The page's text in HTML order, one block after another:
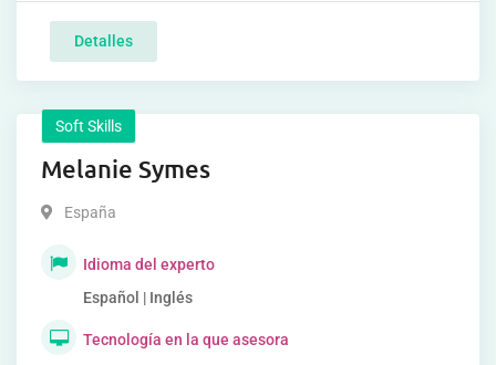
Detalles
Soft Skills
Melanie Symes
España
Idioma del experto
Español | Inglés
Tecnología en la que asesora